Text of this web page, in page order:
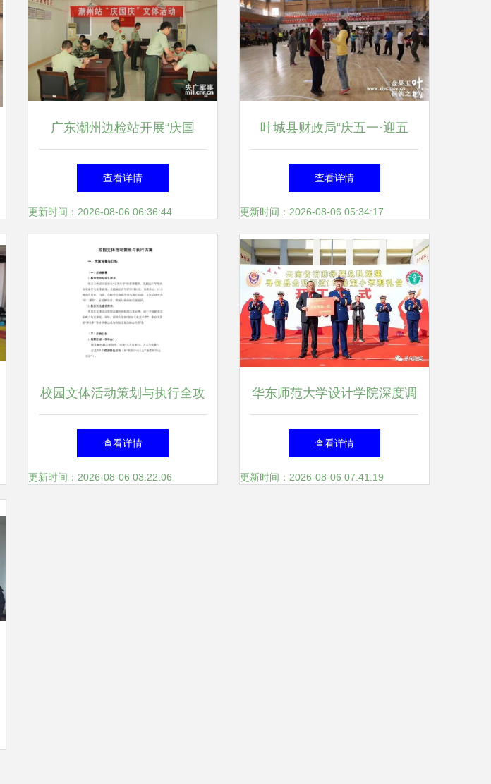
广东潮州边检站开展“庆国
庆”系列文体活动策划方案
查看详情
更新时间：2026-08-06 06:36:44
叶城县财政局“庆五一·迎五
四”文体活动方案
查看详情
更新时间：2026-08-06 05:34:17
校园文体活动策划与执行全攻
略 从创意到落地的完美闭环
查看详情
更新时间：2026-08-06 03:22:06
华东师范大学设计学院深度调
研我县文创产品开发与文体活
动策划融合发展
查看详情
更新时间：2026-08-06 07:41:19